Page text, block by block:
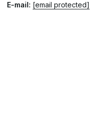
E-mail: [email protected]